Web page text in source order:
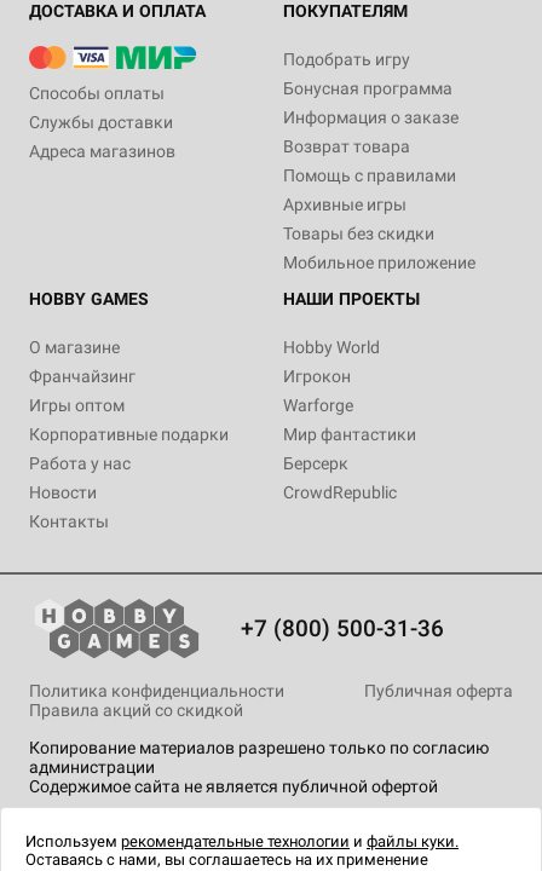
ДОСТАВКА И ОПЛАТА
Способы оплаты
Службы доставки
Адреса магазинов
ПОКУПАТЕЛЯМ
Подобрать игру
Бонусная программа
Информация о заказе
Возврат товара
Помощь с правилами
Архивные игры
Товары без скидки
Мобильное приложение
HOBBY GAMES
О магазине
Франчайзинг
Игры оптом
Корпоративные подарки
Работа у нас
Новости
Контакты
НАШИ ПРОЕКТЫ
Hobby World
Игрокон
Warforge
Мир фантастики
Берсерк
CrowdRepublic
+7 (800) 500-31-36
Копирование материалов разрешено только по согласию
администрации
Содержимое сайта не является публичной офертой
Политика конфиденциальности
Публичная оферта
Правила акций со скидкой
технологии .
Используем рекомендательные технологии и файлы куки.
Оставаясь с нами, вы соглашаетесь на их применение